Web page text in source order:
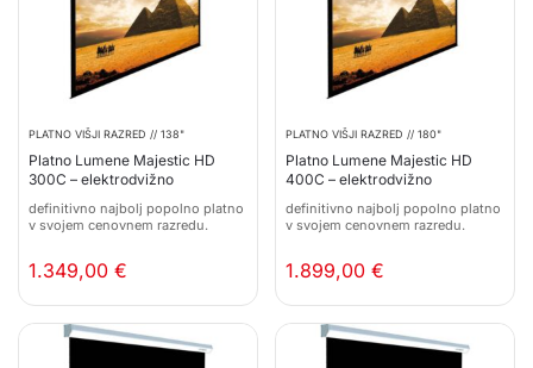
PLATNO VIŠJI RAZRED // 138"
Platno Lumene Majestic HD
300C – elektrodvižno
definitivno najbolj popolno platno
v svojem cenovnem razredu.
1.349,00 €
PLATNO VIŠJI RAZRED // 180"
Platno Lumene Majestic HD
400C – elektrodvižno
definitivno najbolj popolno platno
v svojem cenovnem razredu.
1.899,00 €